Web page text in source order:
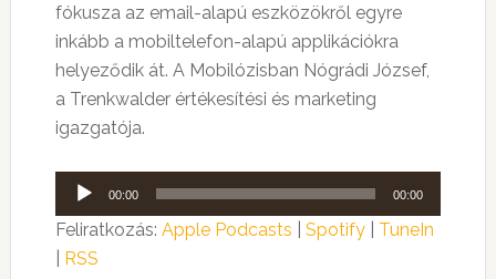
fókusza az email-alapú eszközökről egyre
inkább a mobiltelefon-alapú applikációkra
helyeződik át. A Mobilózisban Nógrádi József,
a Trenkwalder értékesítési és marketing
igazgatója.
Audió
lejátszó
00:00 00:00
Feliratkozás: Apple Podcasts Spotify| TuneIn
RSS